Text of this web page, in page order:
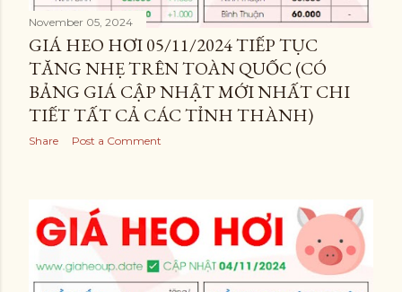
November 05, 2024
GIÁ HEO HƠI 05/11/2024 TIẾP TỤC
TĂNG NHẸ TRÊN TOÀN QUỐC (CÓ
BẢNG GIÁ CẬP NHẬT MỚI NHẤT CHI
TIẾT TẤT CẢ CÁC TỈNH THÀNH)
Share Post a Comment